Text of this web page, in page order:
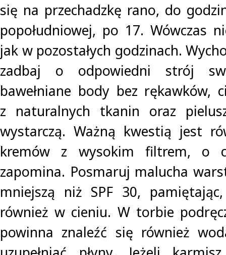
się na przechadzkę rano, do
popołudniowej, po 17. Wówczas
jak w pozostałych godzinach.
zadbaj o odpowiedni strój
bawełniane body bez rękawków,
z naturalnych tkanin oraz
wystarczą. Ważną kwestią jest
kremów z wysokim filtrem, o
zapomina. Posmaruj malucha
mniejszą niż SPF 30,
również w cieniu. W torbie
powinna znaleźć się również